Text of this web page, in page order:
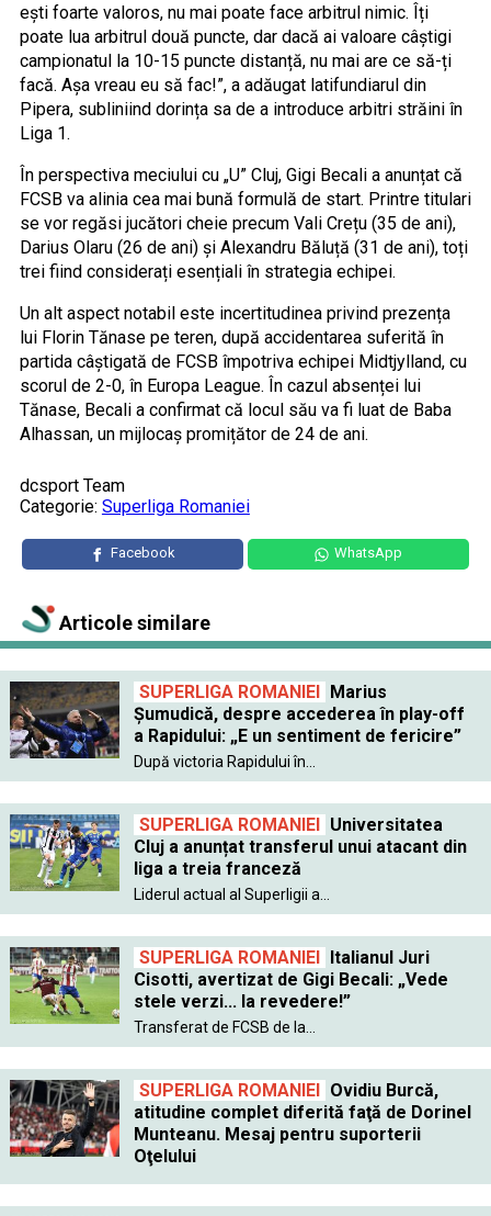
ești foarte valoros, nu mai poate face arbitrul nimic. Îți
poate lua arbitrul două puncte, dar dacă ai valoare câștigi
campionatul la 10-15 puncte distanță, nu mai are ce să-ți
facă. Așa vreau eu să fac!”, a adăugat latifundiarul din
Pipera, subliniind dorința sa de a introduce arbitri străini în
Liga 1.
În perspectiva meciului cu „U” Cluj, Gigi Becali a anunțat că
FCSB va alinia cea mai bună formulă de start. Printre titulari
se vor regăsi jucători cheie precum Vali Crețu (35 de ani),
Darius Olaru (26 de ani) și Alexandru Băluță (31 de ani), toți
trei fiind considerați esențiali în strategia echipei.
Un alt aspect notabil este incertitudinea privind prezența
lui Florin Tănase pe teren, după accidentarea suferită în
partida câștigată de FCSB împotriva echipei Midtjylland, cu
scorul de 2-0, în Europa League. În cazul absenței lui
Tănase, Becali a confirmat că locul său va fi luat de Baba
Alhassan, un mijlocaș promițător de 24 de ani.
dcsport Team
Categorie: Superliga Romaniei
Facebook WhatsApp
Articole similare
SUPERLIGA ROMANIEI
Marius
Șumudică, despre accederea în play-off
a Rapidului: „E un sentiment de fericire”
După victoria Rapidului în...
SUPERLIGA ROMANIEI
Universitatea
Cluj a anunțat transferul unui atacant din
liga a treia franceză
Liderul actual al Superligii a...
SUPERLIGA ROMANIEI
Italianul Juri
Cisotti, avertizat de Gigi Becali: „Vede
stele verzi... la revedere!”
Transferat de FCSB de la...
SUPERLIGA ROMANIEI
Ovidiu Burcă,
atitudine complet diferită faţă de Dorinel
Munteanu. Mesaj pentru suporterii
Oţelului